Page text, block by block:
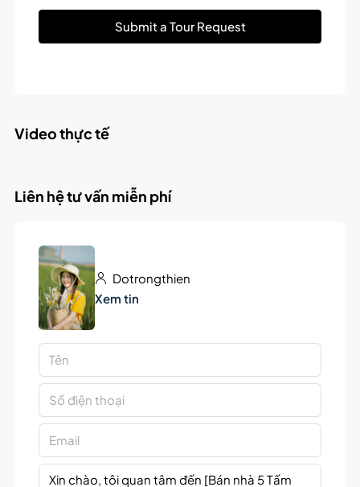
Submit a Tour Request
Video thực tế
Liên hệ tư vấn miễn phí
Dotrongthien
Xem tin